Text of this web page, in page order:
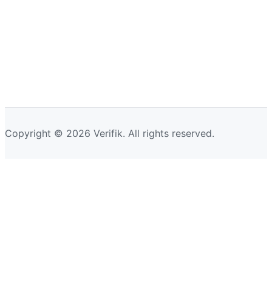
Copyright © 2026 Verifik. All rights reserved.